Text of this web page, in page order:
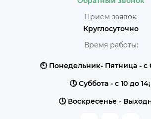
Прием заявок:
Круглосуточно
Время работы:
🕙 Понедельник- Пятница - с
🕔 Суббота - с 10 до 14;
🕒 Воскресенье -